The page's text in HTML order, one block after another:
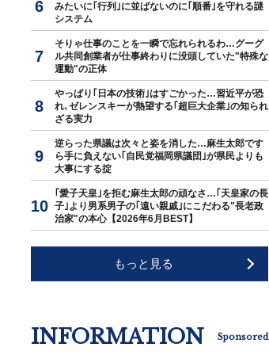
みたいに｢行列｣に並ばないのに｢順番｣を守れる謎
システム
そりゃ仕事のことを一瞬で忘れられるわ…グーグ
ル共同創業者が仕事終わりに没頭していた"特殊な
運動"の正体
やっぱり｢日本の技術｣はすごかった…習近平が恐
れ､ゼレンスキーが熱望する｢超巨大企業｣の知られ
ざる実力
逆らった県議は次々と姿を消した…麻生太郎です
ら手に負えない｢自民党福岡県議団｣が県民よりも
大事にする掟
｢愛子天皇｣を拒む麻生太郎の頑なさ…｢天皇家の長
子｣より男系男子の｢遠い親戚｣にこだわる"長老政
治家"の本心【2026年6月BEST】
もっと見る
INFORMATION Sponsored